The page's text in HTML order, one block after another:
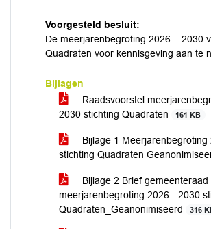
Voorgesteld besluit:
De meerjarenbegroting 2026 – 2030
Quadraten voor kennisgeving aan te
Bijlagen
Raadsvoorstel
2030 stichting Quadraten
161 KB
Bijlage 1 Meerjarenbegroting
stichting Quadraten
Bijlage 2 Brief gemeenteraad
meerjarenbegroting 2026 - 2030
Quadraten_Geanonimiseerd
316